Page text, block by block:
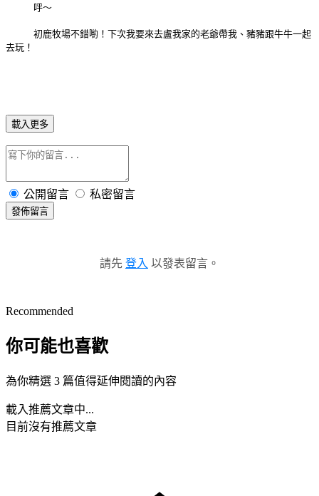
呼～
初鹿牧場不錯喲！下次我要來去盧我家的老爺帶我、豬豬跟牛牛一起
去玩！
載入更多
公開留言 私密留言
發佈留言
請先 登入 以發表留言。
Recommended
你可能也喜歡
為你精選 3 篇值得延伸閱讀的內容
載入推薦文章中...
目前沒有推薦文章